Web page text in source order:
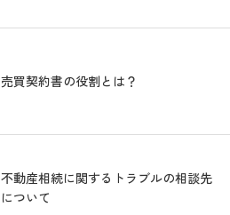
売買契約書の役割とは？
不動産相続に関するトラブルの相談先
について